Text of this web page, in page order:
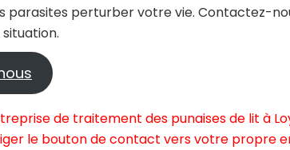
parasites perturber votre vie. Contactez-
de traitement des punaises de lit à
le bouton de contact vers votre propre